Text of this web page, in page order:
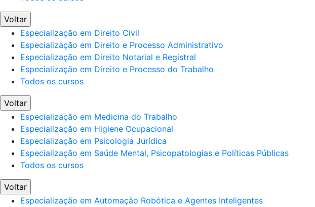
Voltar
Especialização em Direito Civil
Especialização em Direito e Processo Administrativo
Especialização em Direito Notarial e Registral
Especialização em Direito e Processo do Trabalho
Todos os cursos
Voltar
Especialização em Medicina do Trabalho
Especialização em Higiene Ocupacional
Especialização em Psicologia Jurídica
Especialização em Saúde Mental, Psicopatologias e Políticas Públicas
Todos os cursos
Voltar
Especialização em Automação Robótica e Agentes Inteligentes